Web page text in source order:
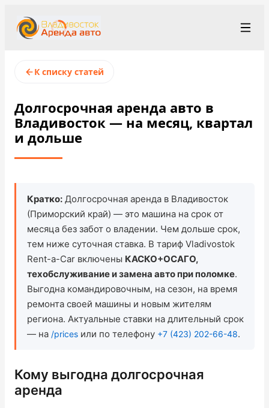
+7 (423) 202-66-48
rent@vladivostokrentacar.ru
Условия аренды
О компании
Цены
Программа лояльности
Проверить бонусный счёт
Блог
Аренда для юридических лиц
Оплата
К списку статей
Долгосрочная аренда авто в
Владивосток — на месяц, квартал
и дольше
Кратко: Долгосрочная аренда в Владивосток
(Приморский край) — это машина на срок от
месяца без забот о владении. Чем дольше срок,
тем ниже суточная ставка. В тариф Vladivostok
Rent-a-Car включены КАСКО+ОСАГО,
техобслуживание и замена авто при поломке.
Выгодна командировочным, на сезон, на время
ремонта своей машины и новым жителям
региона. Актуальные ставки на длительный срок
— на /prices или по телефону +7 (423) 202-66-48.
Кому выгодна долгосрочная
аренда